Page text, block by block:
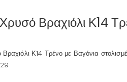
Βραχιόλι Κ14
Βραχιόλι Κ14 Τρένο με Βαγόνια